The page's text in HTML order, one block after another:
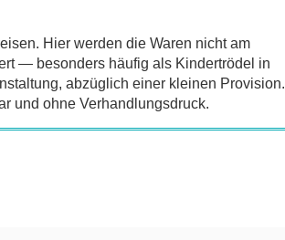
Hier werden die Waren nicht am
— besonders häufig als Kindertrödel in
abzüglich einer kleinen Provision.
und ohne Verhandlungsdruck.